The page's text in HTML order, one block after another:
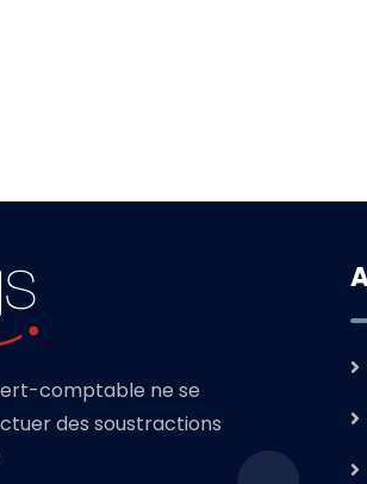
comptable ne se
des soustractions